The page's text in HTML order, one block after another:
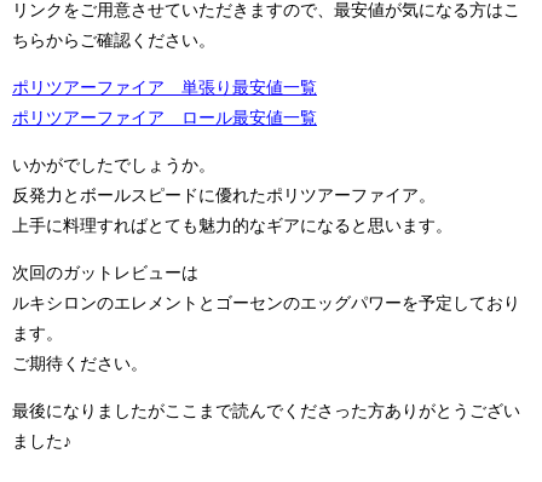
リンクをご用意させていただきますので、最安値が気になる方はこ
ちらからご確認ください。
ポリツアーファイア 単張り最安値一覧
ポリツアーファイア ロール最安値一覧
いかがでしたでしょうか。
反発力とボールスピードに優れたポリツアーファイア。
上手に料理すればとても魅力的なギアになると思います。
次回のガットレビューは
ルキシロンのエレメントとゴーセンのエッグパワーを予定しており
ます。
ご期待ください。
最後になりましたがここまで読んでくださった方ありがとうござい
ました♪